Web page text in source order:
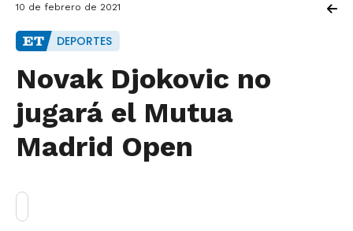
10 de febrero de 2021
DEPORTES
Novak Djokovic no
jugará el Mutua
Madrid Open